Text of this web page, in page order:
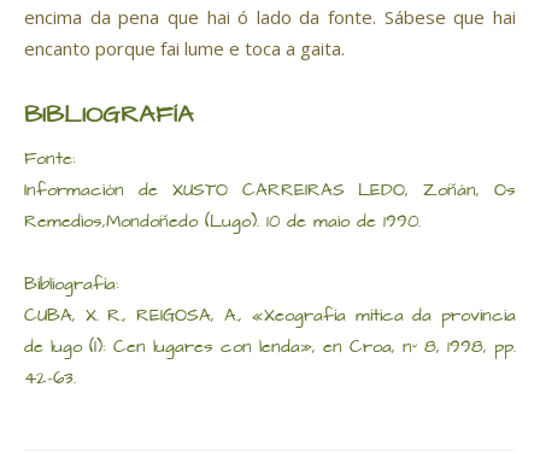
encima da pena que hai ó lado da fonte. Sábese que hai
encanto porque fai lume e toca a gaita.
BIBLIOGRAFÍA
Fonte:
Información de XUSTO CARREIRAS LEDO, Zoñán, Os
Remedios,Mondoñedo (Lugo). 10 de maio de 1990.
Bibliografía:
CUBA, X. R., REIGOSA, A., «Xeografía mítica da provincia
de lugo (I): Cen lugares con lenda», en Croa, nº 8, 1998, pp.
42-63.